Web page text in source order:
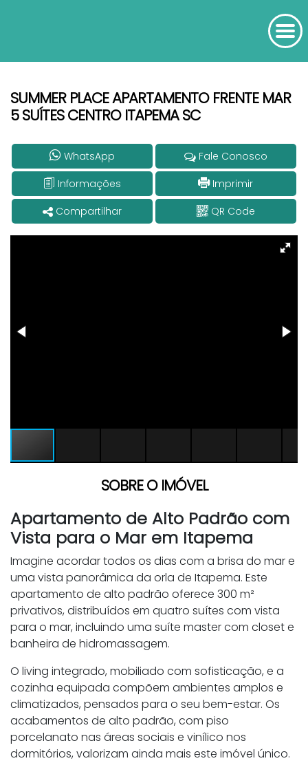
SUMMER PLACE APARTAMENTO FRENTE MAR
5 SUÍTES CENTRO ITAPEMA SC
WhatsApp Fale Conosco
Informações Imprimir
Compartilhar QR Code
SOBRE O IMÓVEL
Apartamento de Alto Padrão com
Vista para o Mar em Itapema
Imagine acordar todos os dias com a brisa do mar e
uma vista panorâmica da orla de Itapema. Este
apartamento de alto padrão oferece 300 m²
privativos, distribuídos em quatro suítes com vista
para o mar, incluindo uma suíte master com closet e
banheira de hidromassagem.
O living integrado, mobiliado com sofisticação, e a
cozinha equipada compõem ambientes amplos e
climatizados, pensados para o seu bem-estar. Os
acabamentos de alto padrão, com piso
porcelanato nas áreas sociais e vinílico nos
dormitórios, valorizam ainda mais este imóvel único.